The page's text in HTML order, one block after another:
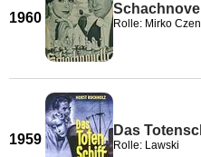
1960 Rolle: Mirko
1959
Das
Rolle: Lawski